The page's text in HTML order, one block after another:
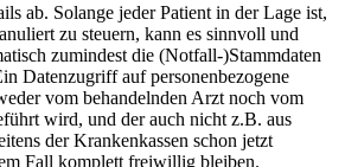
ab. Solange jeder Patient in der Lage ist,
zu steuern, kann es sinnvoll und
zumindest die (Notfall-)Stammdaten
Datenzugriff auf personenbezogene
vom behandelnden Arzt noch vom
wird, und der auch nicht z.B. aus
der Krankenkassen schon jetzt
Fall komplett freiwillig bleiben.